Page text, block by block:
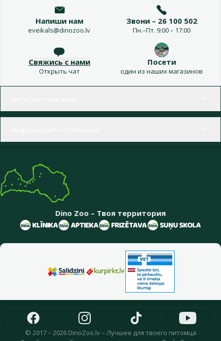
Напиши нам
eveikals@dinozoo.lv
Звони – 26 100 502
Пн.–Пт. 9:00 – 17:00
Свяжись с нами
Открыть чат
Посети
один из наших магазинов
Dino Zoo – Твоя территория
© 2017 – 2026 DinoZoo.lv – Лучшее для твоего питомца